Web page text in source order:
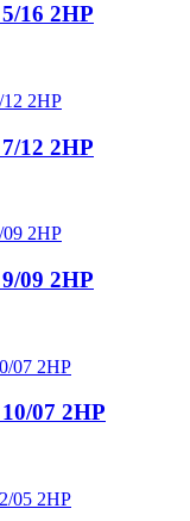
16 2HP
12 2HP
09 2HP
07 2HP